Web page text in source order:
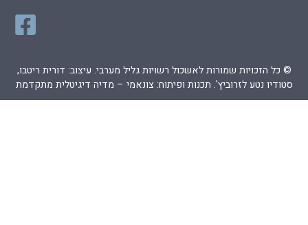
© כל הזכויות שמורות לאשכול רשויות גליל מערבי. עיצוב: דורית ריטבו,
סטודיו נטע לזרוביץ'. תכנות ופיתוח: צונאמי – מדיה דיגיטלית מתקדמת